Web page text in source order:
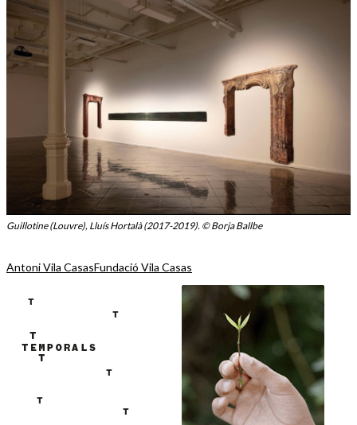
Guillotine (Louvre), Lluís Hortalà (2017-2019). © Borja Ballbe
Antoni Vila CasasFundació Vila Casas